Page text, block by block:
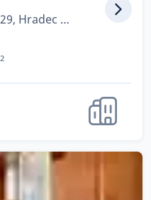
třída Edvarda Beneše 1415/29, Hradec Králové - Nový Hradec Králové
2